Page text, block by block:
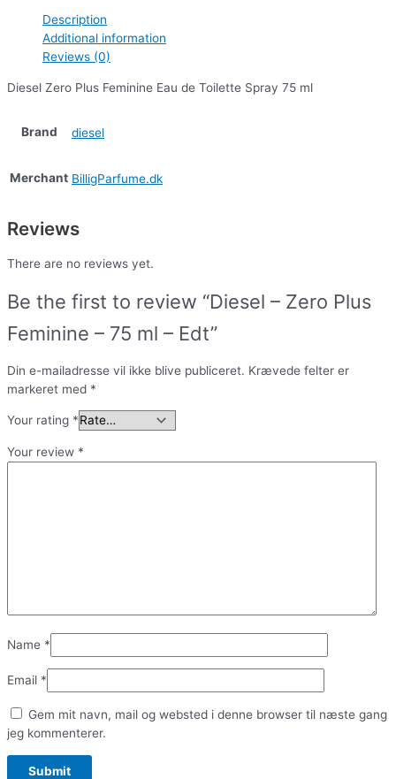
Description
Additional information
Reviews (0)
Diesel Zero Plus Feminine Eau de Toilette Spray 75 ml
Brand diesel
Merchant BilligParfume.dk
Reviews
There are no reviews yet.
Be the first to review “Diesel – Zero Plus
Feminine – 75 ml – Edt”
Din e-mailadresse vil ikke blive publiceret. Krævede felter er
markeret med *
Your rating *
Your review *
Name *
Email *
Gem mit navn, mail og websted i denne browser til næste gang
jeg kommenterer.